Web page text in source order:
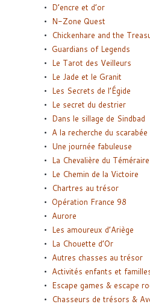
D’encre et d’or
N-Zone Quest
Chickenhare and the
Guardians of Legends
Le Tarot des Veilleurs
Le Jade et le Granit
Les Secrets de l’Égide
Le secret du destrier
Dans le sillage de Sindbad
A la recherche du scarabée
Une journée fabuleuse
La Chevalière du Téméraire
Le Chemin de la Victoire
Chartres au trésor
Opération France 98
Aurore
Les amoureux d’Ariège
La Chouette d’Or
Autres chasses au trésor
Activités enfants et
Escape games & escape
Chasseurs de trésors &